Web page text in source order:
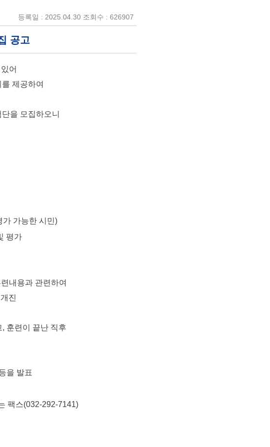
등록일 : 2025.04.30 조회수 : 626907
공고
어
제공하여
을 모집하오니
가능한 시민)
평가
내용과 관련하여
진
훈련이 끝난 직후
을 발표
팩스(032-292-7141)